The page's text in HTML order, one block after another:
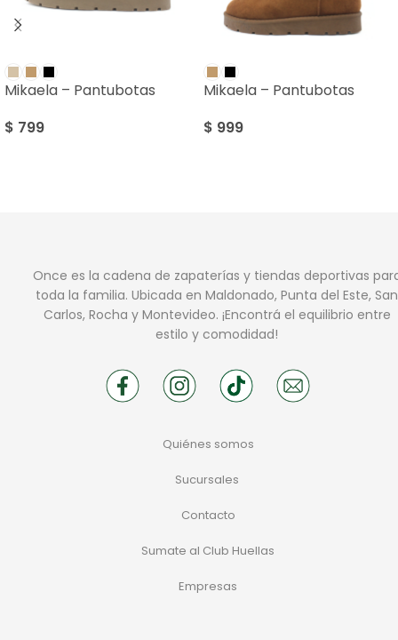
Mikaela – Pantubotas
$ 799
Mikaela – Pantubotas
$ 999
Once es la cadena de zapaterías y tiendas deportivas
toda la familia. Ubicada en Maldonado, Punta del Este, San
Carlos, Rocha y Montevideo. ¡Encontrá el equilibrio entre
estilo y comodidad!
Quiénes somos
Sucursales
Contacto
Sumate al Club Huellas
Empresas